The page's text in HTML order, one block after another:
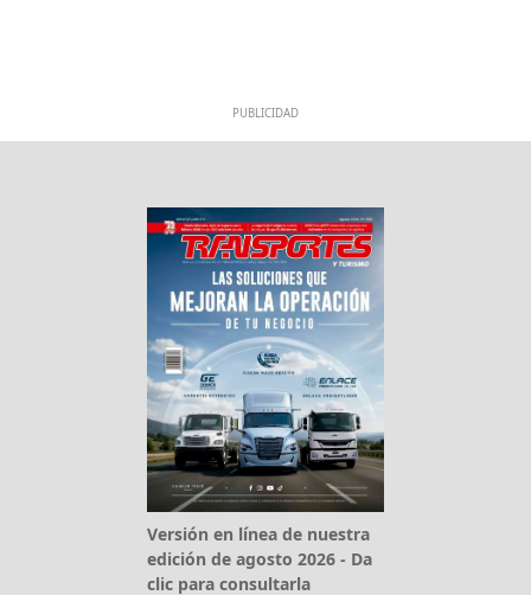
PUBLICIDAD
Versión en línea de nuestra
edición de agosto 2026 - Da
clic para consultarla